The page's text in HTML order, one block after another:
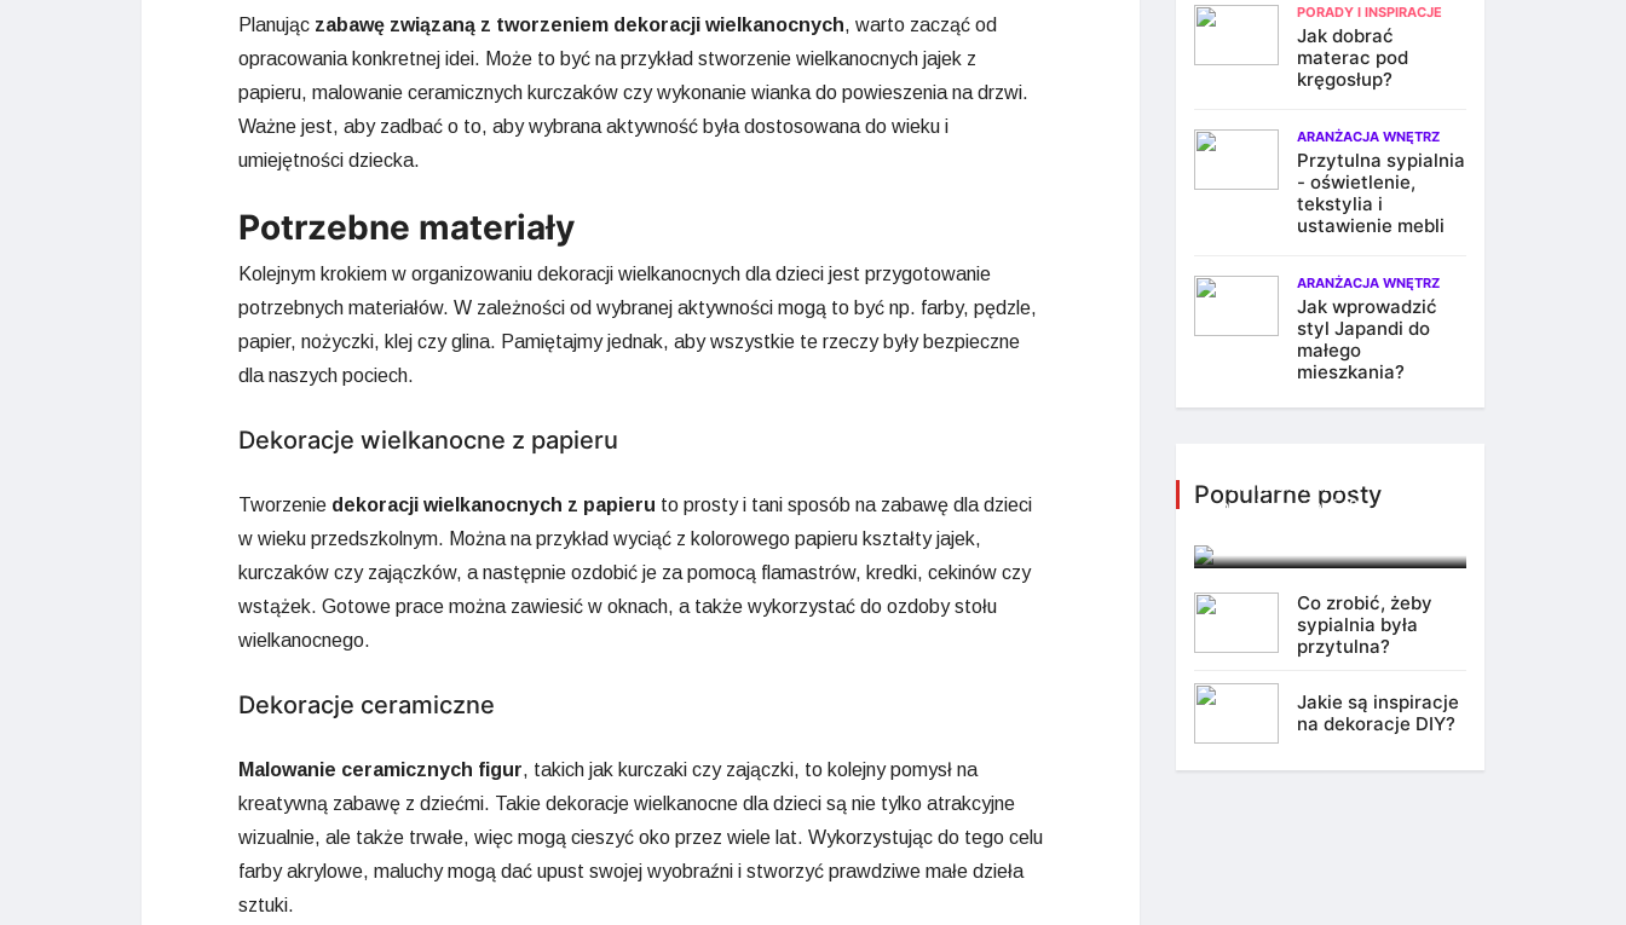
Planując zabawę związaną z tworzeniem dekoracji wielkanocnych, warto zacząć od
opracowania konkretnej idei. Może to być na przykład stworzenie wielkanocnych jajek z
papieru, malowanie ceramicznych kurczaków czy wykonanie wianka do powieszenia na drzwi.
Ważne jest, aby zadbać o to, aby wybrana aktywność była dostosowana do wieku i
umiejętności dziecka.
Potrzebne materiały
Kolejnym krokiem w organizowaniu dekoracji wielkanocnych dla dzieci jest przygotowanie
potrzebnych materiałów. W zależności od wybranej aktywności mogą to być np. farby, pędzle,
papier, nożyczki, klej czy glina. Pamiętajmy jednak, aby wszystkie te rzeczy były bezpieczne
dla naszych pociech.
Dekoracje wielkanocne z papieru
Tworzenie dekoracji wielkanocnych z papieru to prosty i tani sposób na zabawę dla dzieci
w wieku przedszkolnym. Można na przykład wyciąć z kolorowego papieru kształty jajek,
kurczaków czy zajączków, a następnie ozdobić je za pomocą flamastrów, kredki, cekinów czy
wstążek. Gotowe prace można zawiesić w oknach, a także wykorzystać do ozdoby stołu
wielkanocnego.
Dekoracje ceramiczne
Malowanie ceramicznych figur, takich jak kurczaki czy zajączki, to kolejny pomysł na
kreatywną zabawę z dziećmi. Takie dekoracje wielkanocne dla dzieci są nie tylko atrakcyjne
wizualnie, ale także trwałe, więc mogą cieszyć oko przez wiele lat. Wykorzystując do tego celu
farby akrylowe, maluchy mogą dać upust swojej wyobraźni i stworzyć prawdziwe małe dzieła
sztuki.
PORADY I INSPIRACJE
Jak dobrać
materac pod
kręgosłup?
ARANŻACJA WNĘTRZ
Przytulna sypialnia
- oświetlenie,
tekstylia i
ustawienie mebli
ARANŻACJA WNĘTRZ
Jak wprowadzić
styl Japandi do
małego
mieszkania?
Popularne posty
odmienić każde
pomieszczenie?
Co zrobić, żeby
sypialnia była
przytulna?
Jakie są inspiracje
na dekoracje DIY?